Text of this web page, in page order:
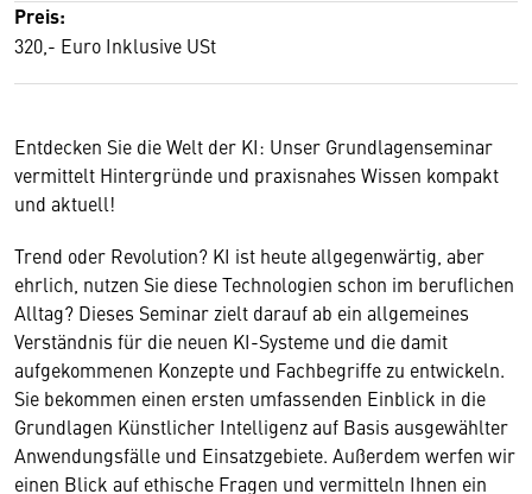
Preis:
320,- Euro Inklusive USt
Entdecken Sie die Welt der KI: Unser Grundlagenseminar
vermittelt Hintergründe und praxisnahes Wissen kompakt
und aktuell!
Trend oder Revolution? KI ist heute allgegenwärtig, aber
ehrlich, nutzen Sie diese Technologien schon im beruflichen
Alltag? Dieses Seminar zielt darauf ab ein allgemeines
Verständnis für die neuen KI-Systeme und die damit
aufgekommenen Konzepte und Fachbegriffe zu entwickeln.
Sie bekommen einen ersten umfassenden Einblick in die
Grundlagen Künstlicher Intelligenz auf Basis ausgewählter
Anwendungsfälle und Einsatzgebiete. Außerdem werfen wir
einen Blick auf ethische Fragen und vermitteln Ihnen ein